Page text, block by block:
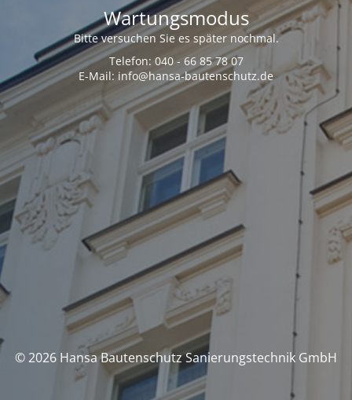
Wartungsmodus
Bitte versuchen Sie es später nochmal.
Telefon: 040 - 66 85 78 07
E-Mail: info@hansa-bautenschutz.de
© 2026 Hansa Bautenschutz Sanierungstechnik GmbH